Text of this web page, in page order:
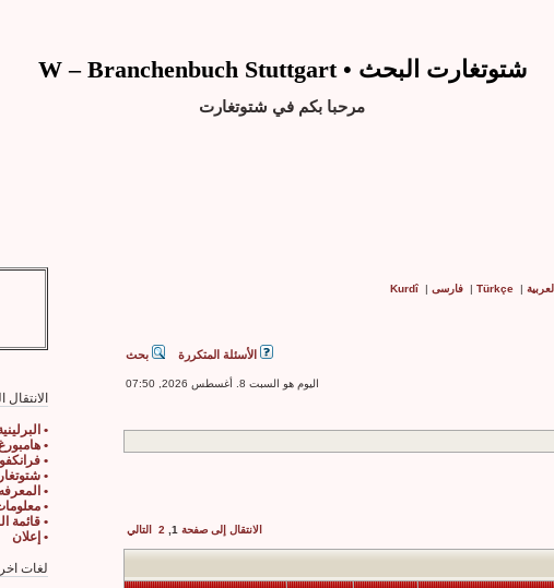
شتوتغارت البحث • W – Branchenbuch Stuttgart
مرحبا بكم في شتوتغارت
العربية |
Türkçe
| فارسی |
Kurdî
الأسئلة المتكررة بحث
اليوم هو السبت 8. أغسطس 2026, 07:50
الانتقال إلى صفحة 1
2 التالي
الانتقال
•
•
•
•
• المعرفه
•
• قائمة
• إعلان
لغات